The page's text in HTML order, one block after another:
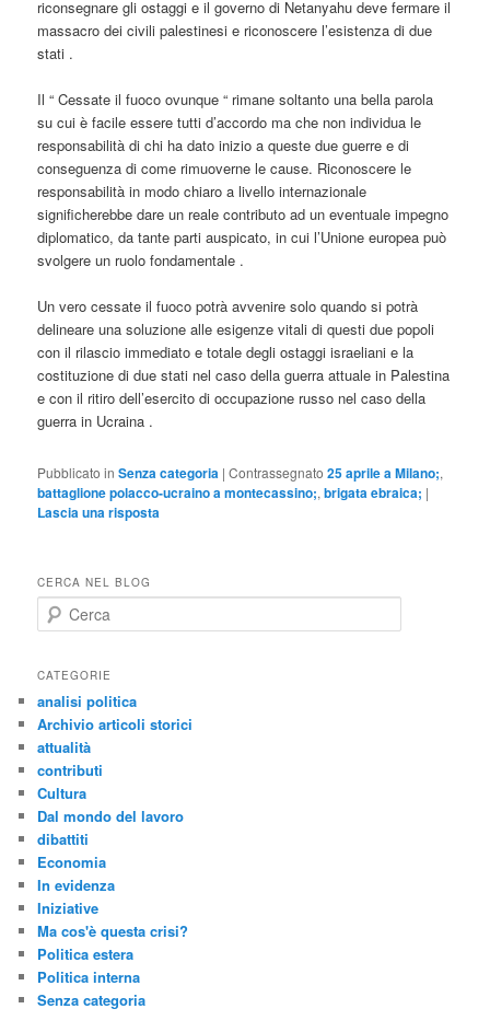
riconsegnare gli ostaggi e il governo di Netanyahu deve fermare il
massacro dei civili palestinesi e riconoscere l’esistenza di due
stati .
Il “ Cessate il fuoco ovunque “ rimane soltanto una bella parola
su cui è facile essere tutti d’accordo ma che non individua le
responsabilità di chi ha dato inizio a queste due guerre e di
conseguenza di come rimuoverne le cause. Riconoscere le
responsabilità in modo chiaro a livello internazionale
significherebbe dare un reale contributo ad un eventuale impegno
diplomatico, da tante parti auspicato, in cui l’Unione europea può
svolgere un ruolo fondamentale .
Un vero cessate il fuoco potrà avvenire solo quando si potrà
delineare una soluzione alle esigenze vitali di questi due popoli
con il rilascio immediato e totale degli ostaggi israeliani e la
costituzione di due stati nel caso della guerra attuale in Palestina
e con il ritiro dell’esercito di occupazione russo nel caso della
guerra in Ucraina .
Pubblicato in Senza categoria |Contrassegnato 25 aprile a Milano;,
battaglione polacco-ucraino a montecassino;,brigata ebraica; |
Lascia una risposta
CERCA NEL BLOG
e
c
CATEGORIE
analisi politica
Archivio articoli storici
attualità
contributi
Cultura
Dal mondo del lavoro
dibattiti
Economia
In evidenza
Iniziative
Ma cos'è questa crisi?
Politica estera
Politica interna
Senza categoria